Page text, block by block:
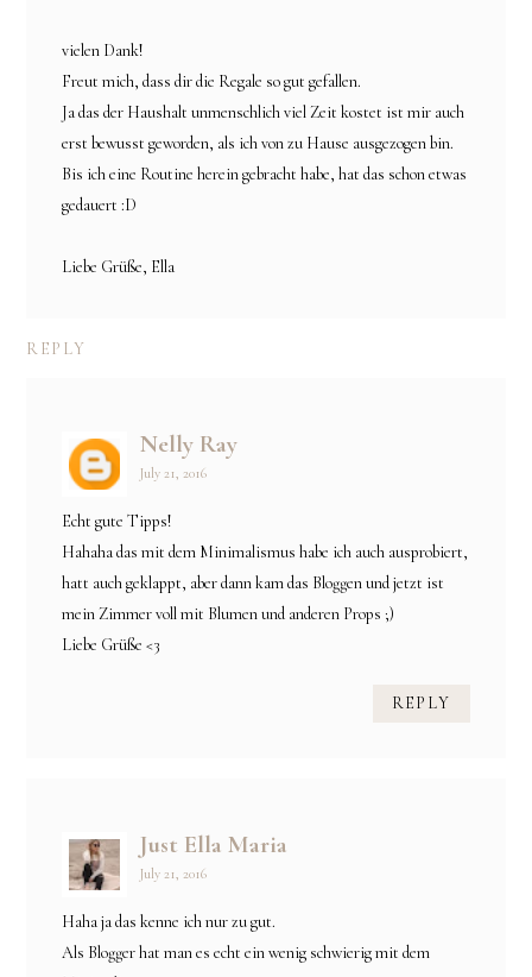
vielen Dank!
Freut mich, dass dir die Regale so gut gefallen.
Ja das der Haushalt unmenschlich viel Zeit kostet ist mir auch
erst bewusst geworden, als ich von zu Hause ausgezogen bin.
Bis ich eine Routine herein gebracht habe, hat das schon etwas
gedauert :D
Liebe Grüße, Ella
REPLY
Nelly Ray
July 21, 2016
Echt gute Tipps!
Hahaha das mit dem Minimalismus habe ich auch ausprobiert,
hatt auch geklappt, aber dann kam das Bloggen und jetzt ist
mein Zimmer voll mit Blumen und anderen Props ;)
Liebe Grüße <3
REPLY
Just Ella Maria
July 21, 2016
Haha ja das kenne ich nur zu gut.
Als Blogger hat man es echt ein wenig schwierig mit dem